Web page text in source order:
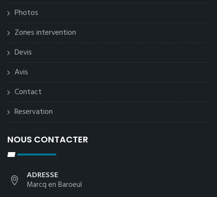
Photos
Zones intervention
Devis
Avis
Contact
Reservation
NOUS CONTACTER
ADRESSE
Marcq en Baroeul